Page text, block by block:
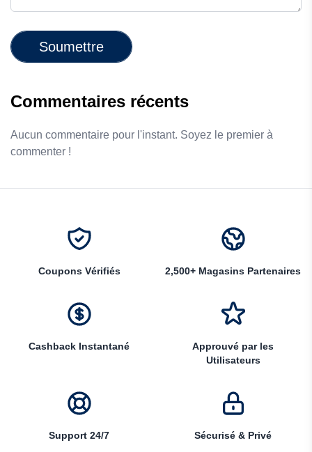
Soumettre
Commentaires récents
Aucun commentaire pour l'instant. Soyez le premier à
commenter !
Coupons Vérifiés 2,500+ Magasins Partenaires
Cashback Instantané
Approuvé par les
Utilisateurs
Support 24/7 Sécurisé & Privé